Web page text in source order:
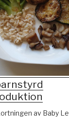
av Baby